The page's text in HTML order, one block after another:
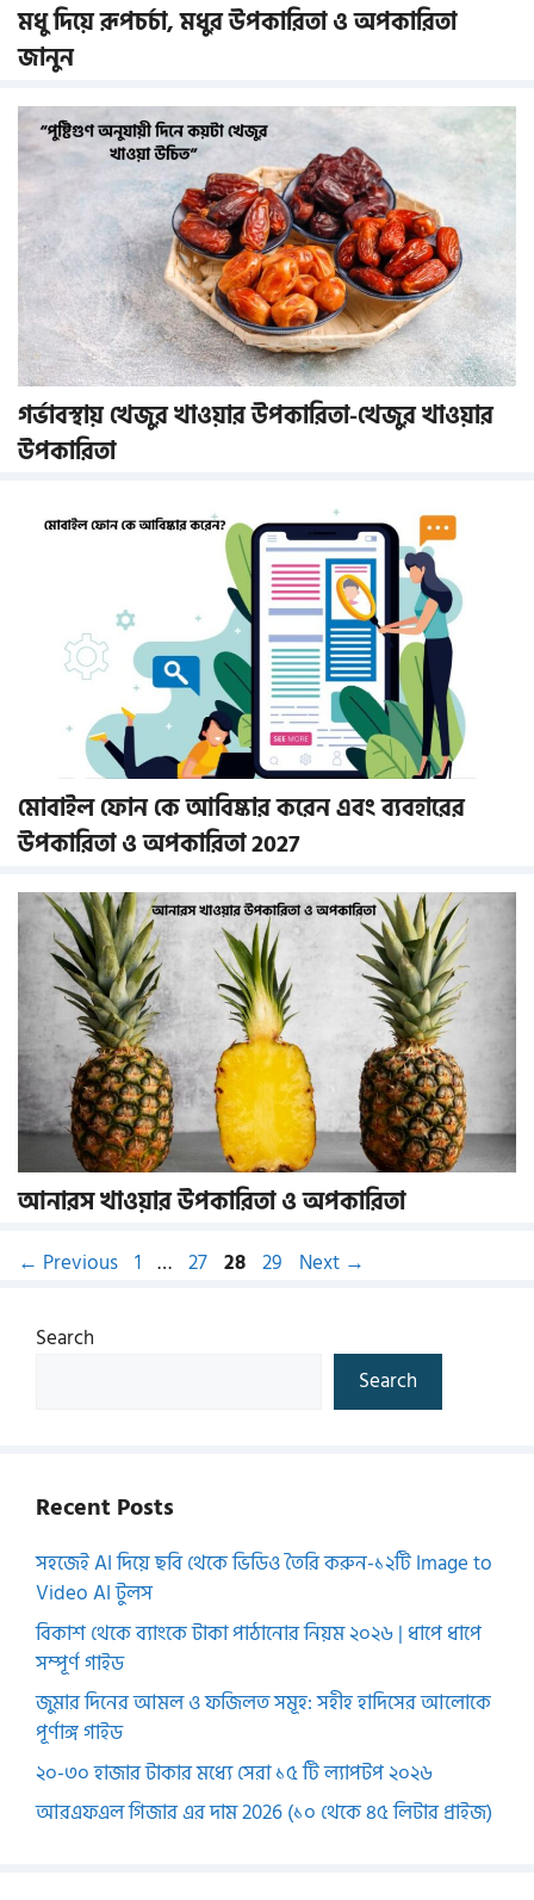
মধু দিয়ে রূপচর্চা, মধুর উপকারিতা ও অপকারিতা
জানুন
গর্ভাবস্থায় খেজুর খাওয়ার উপকারিতা-খেজুর খাওয়ার
উপকারিতা
মোবাইল ফোন কে আবিষ্কার করেন এবং ব্যবহারের
উপকারিতা ও অপকারিতা 2027
আনারস খাওয়ার উপকারিতা ও অপকারিতা
← Previous Page
1 … Page
27 Page
28 Page
29 Next →
Search
Search
Recent Posts
সহজেই AI দিয়ে ছবি থেকে ভিডিও তৈরি করুন-১২টি Image to
Video AI টুলস
বিকাশ থেকে ব্যাংকে টাকা পাঠানোর নিয়ম ২০২৬ | ধাপে ধাপে
সম্পূর্ণ গাইড
জুমার দিনের আমল ও ফজিলত সমূহ: সহীহ হাদিসের আলোকে
পূর্ণাঙ্গ গাইড
২০-৩০ হাজার টাকার মধ্যে সেরা ১৫ টি ল্যাপটপ ২০২৬
আরএফএল গিজার এর দাম 2026 (১০ থেকে ৪৫ লিটার প্রাইজ)